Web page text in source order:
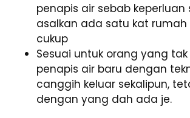
penapis air sebab keperluan
asalkan ada satu kat rumah
cukup
Sesuai untuk orang yang tak
penapis air baru dengan
canggih keluar sekalipun,
dengan yang dah ada je.